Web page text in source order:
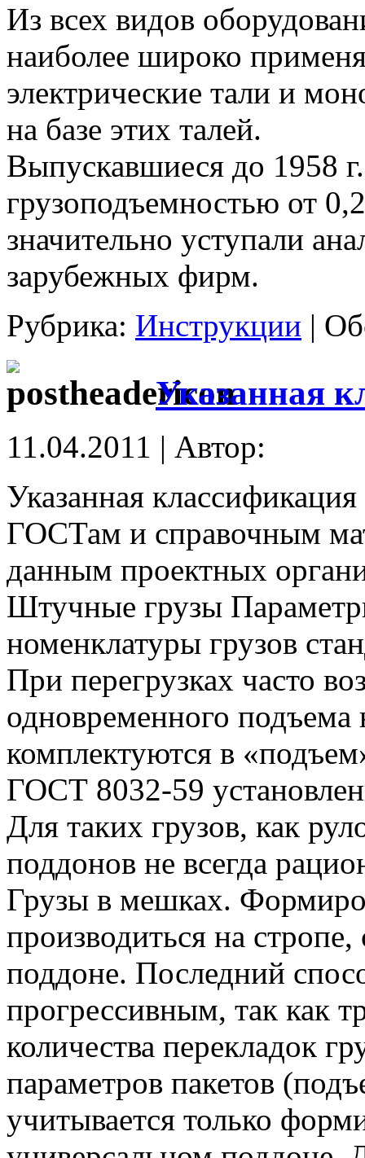
Из всех видов
наиболее широко
электрические тали и
на базе этих талей.
Выпускавшиеся до 1958
грузоподъемностью от
значительно уступали
зарубежных фирм.
Рубрика: Инструкции |
Указанная
11.04.2011 | Автор:
Указанная
ГОСТам и справочным
данным проектных
Штучные грузы
номенклатуры грузов
При перегрузках часто
одновременного подъема
комплектуются в
ГОСТ 8032-59
Для таких грузов, как
поддонов не всегда
Грузы в мешках.
производиться на
поддоне. Последний
прогрессивным, так как
количества перекладок
параметров пакетов
учитывается только